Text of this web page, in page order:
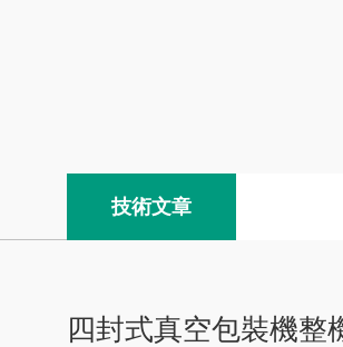
技術文章
四封式真空包裝機整